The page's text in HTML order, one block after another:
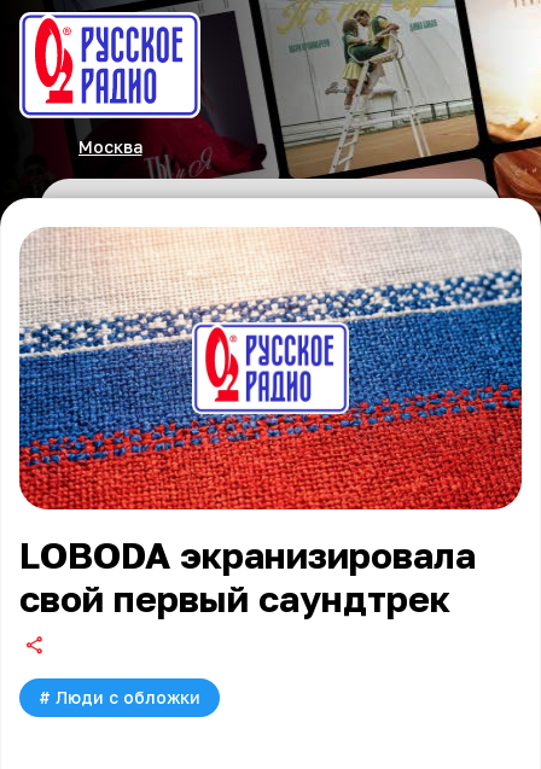
Москва
LOBODA экранизировала
свой первый саундтрек
# Люди с обложки